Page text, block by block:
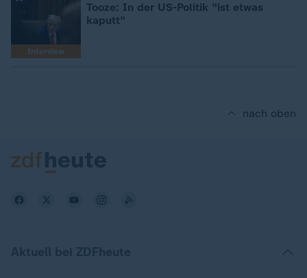
Interview
Tooze: In der US-Politik "ist etwas
kaputt"
nach oben